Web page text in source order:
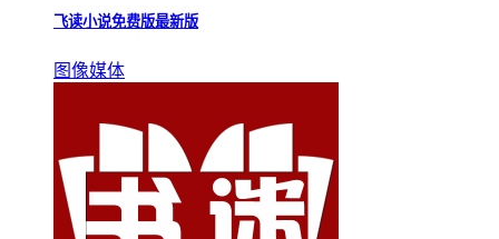
飞读小说免费版最新版
图像媒体